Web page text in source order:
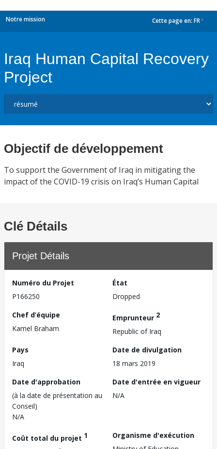
Notre mission Cette page en: FR
Iraq Human Capital Recovery
Project
Objectif de développement
To support the Government of Iraq in mitigating the
impact of the COVID-19 crisis on Iraq’s Human Capital
Clé Détails
Projet Détails
Numéro du Projet
P166250
État
Dropped
Chef d’équipe
Kamel Braham
Emprunteur 2
Republic of Iraq
Pays
Iraq
Date de divulgation
18 mars 2019
Date d'approbation
(à la date de présentation au
Conseil)
N/A
Date d'entrée en vigueur
N/A
Coût total du projet 1
Organisme d'exécution